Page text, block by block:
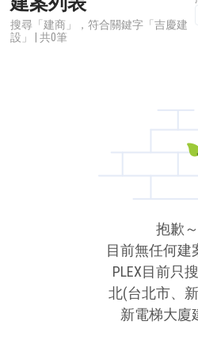
搜尋「建商」，符合關鍵字「吉慶建
設」 | 共0筆
抱歉～
目前無任何建
PLEX目前只
北(台北市、
新電梯大廈